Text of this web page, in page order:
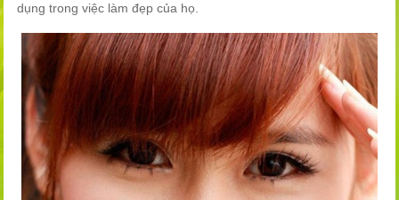
dụng trong việc làm đẹp của họ.